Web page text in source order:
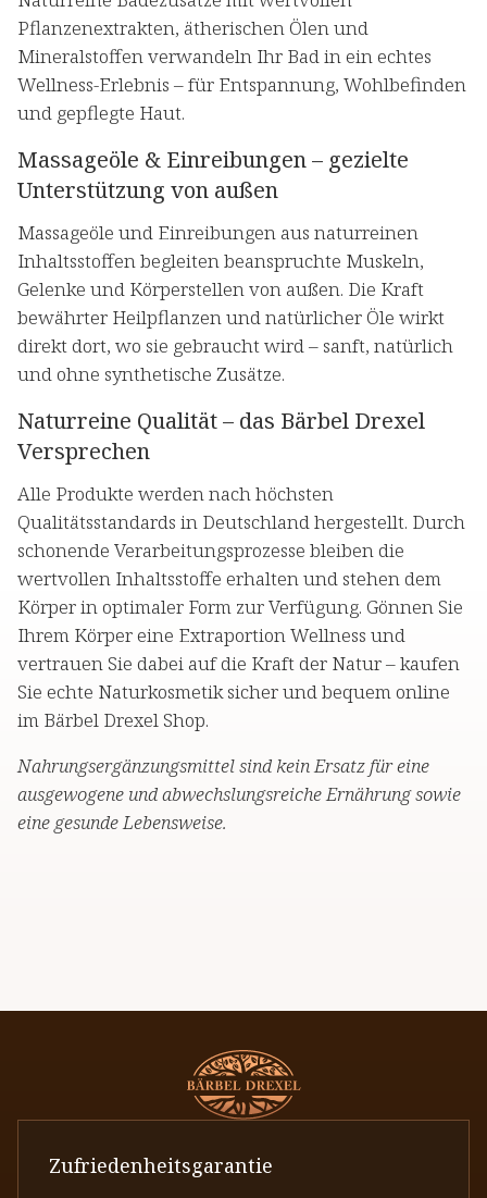
Pflanzenextrakten, ätherischen Ölen und
Mineralstoffen verwandeln Ihr Bad in ein echtes
Wellness-Erlebnis – für Entspannung, Wohlbefinden
und gepflegte Haut.
Massageöle & Einreibungen – gezielte
Unterstützung von außen
Massageöle und Einreibungen aus naturreinen
Inhaltsstoffen begleiten beanspruchte Muskeln,
Gelenke und Körperstellen von außen. Die Kraft
bewährter Heilpflanzen und natürlicher Öle wirkt
direkt dort, wo sie gebraucht wird – sanft, natürlich
und ohne synthetische Zusätze.
Naturreine Qualität – das Bärbel Drexel
Versprechen
Alle Produkte werden nach höchsten
Qualitätsstandards in Deutschland hergestellt. Durch
schonende Verarbeitungsprozesse bleiben die
wertvollen Inhaltsstoffe erhalten und stehen dem
Körper in optimaler Form zur Verfügung. Gönnen Sie
Ihrem Körper eine Extraportion Wellness und
vertrauen Sie dabei auf die Kraft der Natur – kaufen
Sie echte Naturkosmetik sicher und bequem online
im Bärbel Drexel Shop.
Nahrungsergänzungsmittel sind kein Ersatz für eine
ausgewogene und abwechslungsreiche Ernährung sowie
eine gesunde Lebensweise.
Zufriedenheitsgarantie